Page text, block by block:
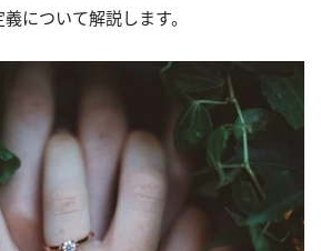
について解説します。